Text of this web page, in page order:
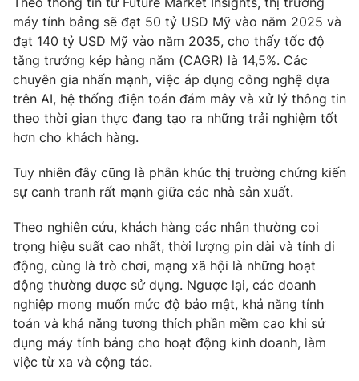
Ðiện thoại Thời báo VTV:024.66 897 897
Email:toasoan@vtv.vn
Liên hệ quảng cáo: 024-7300.7108
® Cấm sao chép dưới mọi hình thức nếu không có sự chấp
thuận bằng văn bản. Ghi rõ nguồn VTV.vn khi phát hành lại
thông tin từ website này.
máy tính bảng sẽ đạt 50 tỷ USD Mỹ vào năm 2025 và
đạt 140 tỷ USD Mỹ vào năm 2035, cho thấy tốc độ
tăng trưởng kép hàng năm (CAGR) là 14,5%. Các
chuyên gia nhấn mạnh, việc áp dụng công nghệ dựa
trên AI, hệ thống điện toán đám mây và xử lý thông tin
theo thời gian thực đang tạo ra những trải nghiệm tốt
hơn cho khách hàng.
Tuy nhiên đây cũng là phân khúc thị trường chứng kiến
sự canh tranh rất mạnh giữa các nhà sản xuất.
Theo nghiên cứu, khách hàng các nhân thường coi
trọng hiệu suất cao nhất, thời lượng pin dài và tính di
động, cùng là trò chơi, mạng xã hội là những hoạt
động thường được sử dụng. Ngược lại, các doanh
nghiệp mong muốn mức độ bảo mật, khả năng tính
toán và khả năng tương thích phần mềm cao khi sử
dụng máy tính bảng cho hoạt động kinh doanh, làm
việc từ xa và cộng tác.